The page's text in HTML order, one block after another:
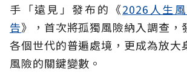
手「遠見」發布的《2026人生
告》，首次將孤獨風險納入調查，
各個世代的普遍處境，更成為放大
風險的關鍵變數。